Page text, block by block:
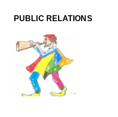
PUBLIC RELATIONS